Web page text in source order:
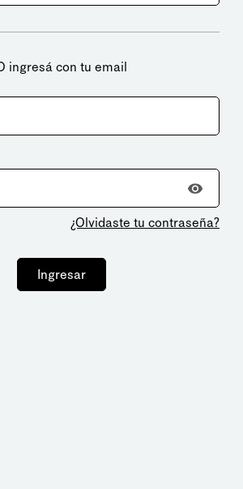
ingresá con tu email
¿Olvidaste tu contraseña?
Ingresar